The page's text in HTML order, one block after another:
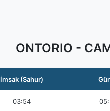
ONTORIO -
İmsak (Sahur)
03:54